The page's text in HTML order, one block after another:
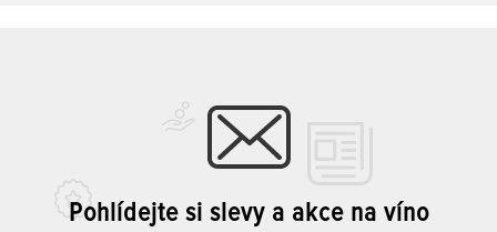
Pohlídejte si slevy a akce na víno